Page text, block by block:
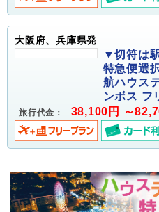
大阪府、兵庫県発
▼切符は
特急便選
航ハウス
ンボス フ
旅行代金： 38,100円 ～